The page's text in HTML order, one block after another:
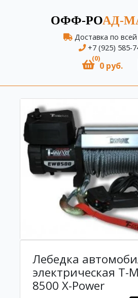
ОФФ-РОАД-
Доставка по
+7 (925) 585-
(0)
0 руб.
Лебедка
электрическая T-
8500 X-Power